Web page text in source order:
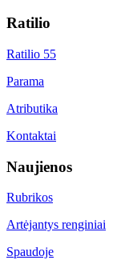
Ratilio
Ratilio 55
Parama
Atributika
Kontaktai
Naujienos
Rubrikos
Artėjantys renginiai
Spaudoje